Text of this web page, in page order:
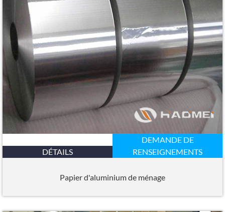
DÉTAILS
DEMANDE DE
RENSEIGNEMENTS
Papier d'aluminium de ménage